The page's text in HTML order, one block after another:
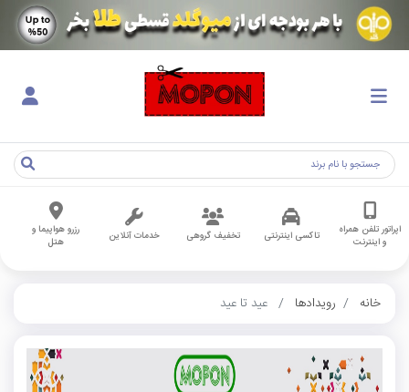
اپراتور تلفن همراه
و اینترنت
تاکسی اینترنتی تخفیف گروهی خدمات آنلاین
رزرو هواپیما و
هتل
خانه رویدادها عید تا عید